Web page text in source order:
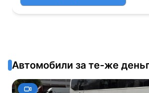
Автомобили за те-же